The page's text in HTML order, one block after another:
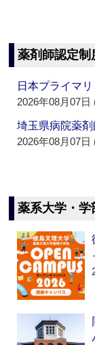
薬剤師認定
日本プライマ
2026年08月07日
埼玉県病院薬
2026年08月07日
薬系大学・学